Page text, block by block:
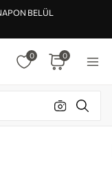
BELÜL
0 0